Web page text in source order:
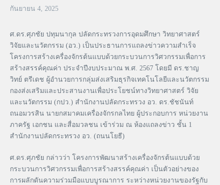
กันยายน 4, 2025
ศ.ดร.ศุภชัย ปทุมนากุล ปลัดกระทรวงการอุดมศึกษา วิทยาศาสตร์
วิจัยและนวัตกรรม (อว.) เป็นประธานการแถลงข่าวความสำเร็จ
โครงการสร้างเครื่องจักรต้นแบบด้วยกระบวนการวิศวกรรมเพื่อการ
สร้างสรรค์คุณค่า ประจำปีงบประมาณ พ.ศ. 2567 โดยมี ดร.ชาญ
วิทย์ ตรีเดช ผู้อำนวยการกลุ่มส่งเสริมธุรกิจเทคโนโลยีและนวัตกรรม
กองส่งเสริมและประสานงานเพื่อประโยชน์ทางวิทยาศาสตร์ วิจัย
และนวัตกรรม (กปว.) สำนักงานปลัดกระทรวง อว. ดร.ชัชนันท์
ถนอมวรสิน นายกสมาคมเครื่องจักรกลไทย ผู้ประกอบการ หน่วยงาน
ภาครัฐ เอกชน และสื่อมวลชน เข้าร่วม ณ ห้องแถลงข่าว ชั้น 1
สำนักงานปลัดกระทรวง อว. (ถนนโยธี)
ศ.ดร.ศุภชัย กล่าวว่า โครงการพัฒนาสร้างเครื่องจักรต้นแบบด้วย
กระบวนการวิศวกรรมเพื่อการสร้างสรรค์คุณค่า เป็นตัวอย่างของ
การผลักดันความร่วมมือแบบบูรณาการ ระหว่างหน่วยงานของรัฐกับ